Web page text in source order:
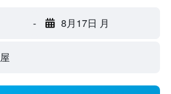
- 8月17日 月